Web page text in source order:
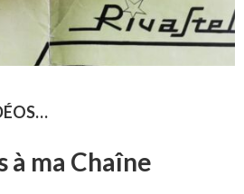
à ma Chaîne